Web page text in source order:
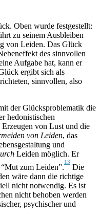
Oben wurde festgestellt:
zu seinem Ausbleiben
von Leiden. Das Glück
des sinnvollen
Aufgabe hat, kann er
ergibt sich als
sinnvollen, also
der Glücksproblematik die
hedonistischen
von Lust und die
von Leiden, das
und
Leiden möglich. Er
zum Leiden”.
13
Die
wäre dann die richtige
nicht notwendig. Es ist
nicht behoben werden
psychischer und